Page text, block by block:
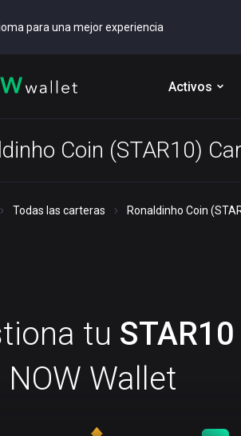
para una mejor experiencia
Activos
Coin (STAR10)
Todas las carteras Ronaldinho Coin
tu STAR10
Wallet